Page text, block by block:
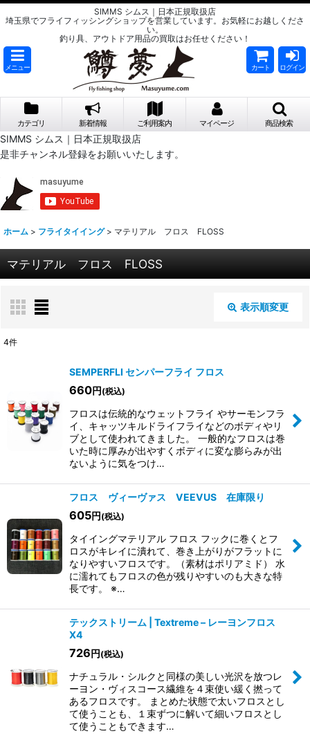
SIMMS シムス｜日本正規取扱店
埼玉県でフライフィッシングショップを営業しています。お気軽にお越しくださ
い。
釣り具、アウトドア用品の買取はお任せください！
メニュー カート ログイン
カテゴリ 新着情報 ご利用案内 マイページ 商品検索
SIMMS シムス｜日本正規取扱店
是非チャンネル登録をお願いいたします。
ホーム > フライタイイング > マテリアル フロス FLOSS
マテリアル フロス FLOSS
表示順変更
並び順:
絞り込む
4件
SEMPERFLI センパーフライ フロス
660円 (税込)
フロスは伝統的なウェットフライ やサーモンフラ
イ、キャッツキルドライフライなどのボディやリ
ブとして使われてきました。 一般的なフロスは巻
いた時に厚みが出やすくボディに変な膨らみが出
ないように気をつけ…
フロス ヴィーヴァス VEEVUS 在庫限り
605円 (税込)
タイイングマテリアル フロス フックに巻くとフ
ロスがキレイに潰れて、巻き上がりがフラットに
なりやすいフロスです。（素材はポリアミド） 水
に濡れてもフロスの色が残りやすいのも大きな特
長です。 ※…
テックストリーム | Textreme – レーヨンフロス
X4
726 円 (税込)
ナチュラル・シルクと同様の美しい光沢を放つレ
ーヨン・ヴィスコース繊維を４束使い緩く撚って
あるフロスです。 まとめた状態で太いフロスとし
て使うことも、１束ずつに解いて細いフロスとし
て使うこともできます…